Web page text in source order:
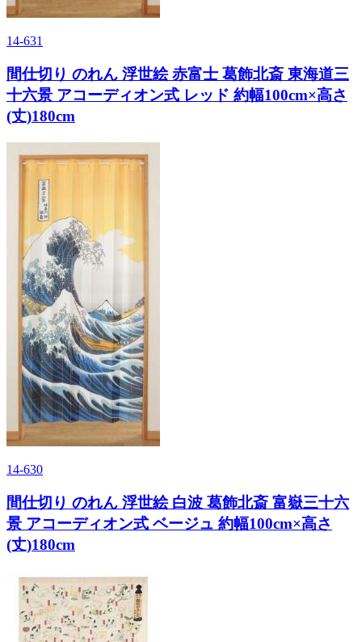
14-631
間仕切り のれん 浮世絵 赤富士 葛飾北斎 東海道三
十六景 アコーディオン式 レッド 約幅100cm×高さ
(丈)180cm
14-630
間仕切り のれん 浮世絵 白波 葛飾北斎 富嶽三十六
景 アコーディオン式 ベージュ 約幅100cm×高さ
(丈)180cm